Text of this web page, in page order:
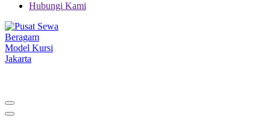
Hubungi Kami